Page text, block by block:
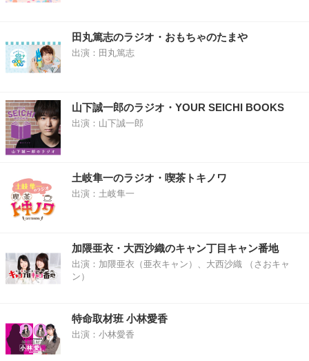
田丸篤志のラジオ・おもちゃのたまや
出演：田丸篤志
山下誠一郎のラジオ・YOUR SEICHI BOOKS
出演：山下誠一郎
土岐隼一のラジオ・喫茶トキノワ
出演：土岐隼一
加隈亜衣・大西沙織のキャン丁目キャン番地
出演：加隈亜衣（亜衣キャン）、大西沙織 （さおキャ
ン）
特命取材班 小林愛香
出演：小林愛香